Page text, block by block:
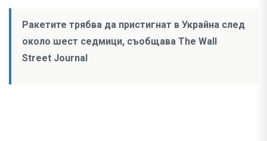
Ракетите трябва да пристигнат в Украйна след
около шест седмици, съобщава The Wall
Street Journal